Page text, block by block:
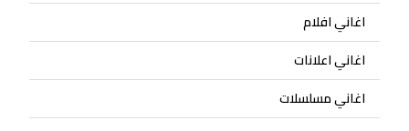
اغاني افلام
اغاني اعلانات
اغاني مسلسلات